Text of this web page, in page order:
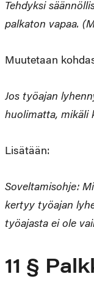
Tehdyksi
palkaton vapaa.
Muutetaan
Jos työajan
huolimatta, mikäli
Lisätään:
Soveltamisohje:
kertyy työajan
työajasta ei ole
11 §